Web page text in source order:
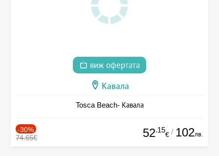
виж офертата
Кавала
Tosca Beach- Кавала
-30%
74.65€ 52.15
€ / 102лв.